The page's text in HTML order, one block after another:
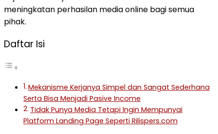
meningkatan perhasilan media online bagi semua
pihak.
Daftar Isi
Mekanisme Kerjanya Simpel dan Sangat Sederhana
Serta Bisa Menjadi Pasive Income
Tidak Punya Media Tetapi Ingin Mempunyai
Platform Landing Page Seperti Rilispers.com